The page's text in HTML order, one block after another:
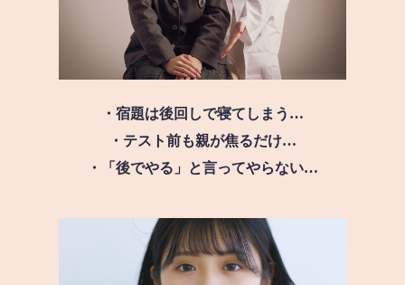
・宿題は後回しで寝てしまう…
・テスト前も親が焦るだけ…
・「後でやる」と言ってやらない…